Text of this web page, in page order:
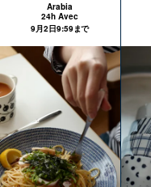
Arabia
24h Avec
9月2日9:59まで